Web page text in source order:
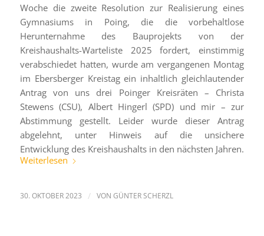
Woche die zweite Resolution zur Realisierung eines
Gymnasiums in Poing, die die vorbehaltlose
Herunternahme des Bauprojekts von der
Kreishaushalts-Warteliste 2025 fordert, einstimmig
verabschiedet hatten, wurde am vergangenen Montag
im Ebersberger Kreistag ein inhaltlich gleichlautender
Antrag von uns drei Poinger Kreisräten – Christa
Stewens (CSU), Albert Hingerl (SPD) und mir – zur
Abstimmung gestellt. Leider wurde dieser Antrag
abgelehnt, unter Hinweis auf die unsichere
Entwicklung des Kreishaushalts in den nächsten Jahren.
Weiterlesen
30. OKTOBER 2023 / VON GÜNTER SCHERZL